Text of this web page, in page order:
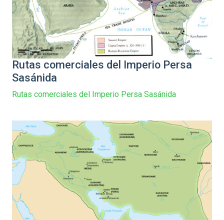
Rutas comerciales del Imperio Persa
Sasánida
Rutas comerciales del Imperio Persa Sasánida